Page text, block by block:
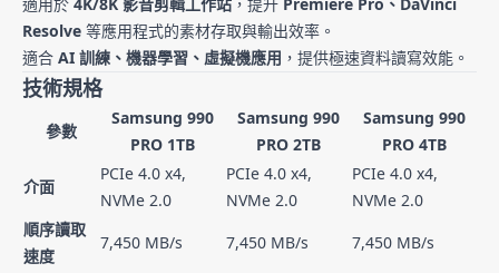
Resolve 等應用程式的素材存取與輸出效率。
適合 AI 訓練、機器學習、虛擬機應用 ，提供極速資料讀寫效能。
技術規格
參數
Samsung 990
PRO 1TB
Samsung 990
PRO 2TB
Samsung 990
PRO 4TB
介面
PCIe 4.0 x4,
NVMe 2.0
PCIe 4.0 x4,
NVMe 2.0
PCIe 4.0 x4,
NVMe 2.0
順序讀取
速度
7,450 MB/s 7,450 MB/s
7,450 MB/s